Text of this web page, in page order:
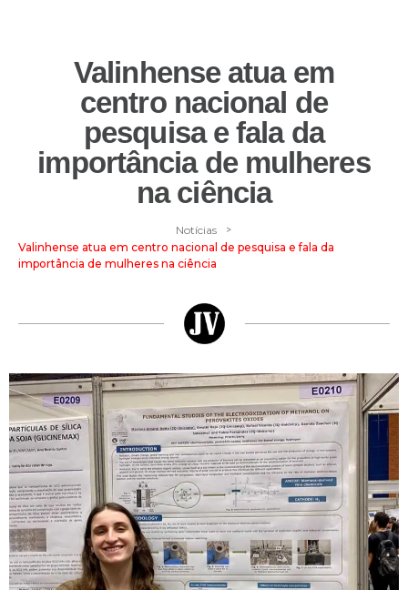
Valinhense atua em
centro nacional de
pesquisa e fala da
importância de mulheres
na ciência
Notícias >
Valinhense atua em centro nacional de pesquisa e fala da
importância de mulheres na ciência